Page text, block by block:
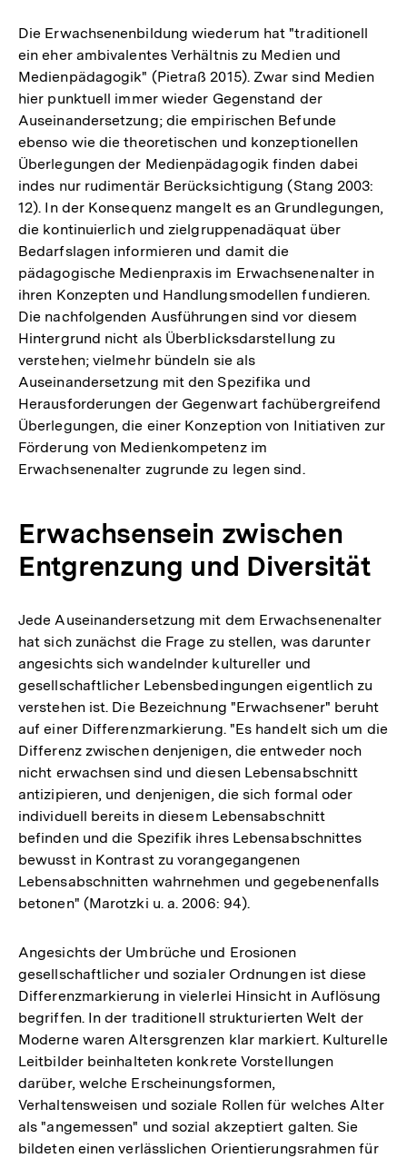
Die Erwachsenenbildung wiederum hat "traditionell
ein eher ambivalentes Verhältnis zu Medien und
Medienpädagogik" (Pietraß 2015). Zwar sind Medien
hier punktuell immer wieder Gegenstand der
Auseinandersetzung; die empirischen Befunde
ebenso wie die theoretischen und konzeptionellen
Überlegungen der Medienpädagogik finden dabei
indes nur rudimentär Berücksichtigung (Stang 2003:
12). In der Konsequenz mangelt es an Grundlegungen,
die kontinuierlich und zielgruppenadäquat über
Bedarfslagen informieren und damit die
pädagogische Medienpraxis im Erwachsenenalter in
ihren Konzepten und Handlungsmodellen fundieren.
Die nachfolgenden Ausführungen sind vor diesem
Hintergrund nicht als Überblicksdarstellung zu
verstehen; vielmehr bündeln sie als
Auseinandersetzung mit den Spezifika und
Herausforderungen der Gegenwart fachübergreifend
Überlegungen, die einer Konzeption von Initiativen zur
Förderung von Medienkompetenz im
Erwachsenenalter zugrunde zu legen sind.
Erwachsensein zwischen
Entgrenzung und Diversität
Jede Auseinandersetzung mit dem Erwachsenenalter
hat sich zunächst die Frage zu stellen, was darunter
angesichts sich wandelnder kultureller und
gesellschaftlicher Lebensbedingungen eigentlich zu
verstehen ist. Die Bezeichnung "Erwachsener" beruht
auf einer Differenzmarkierung. "Es handelt sich um die
Differenz zwischen denjenigen, die entweder noch
nicht erwachsen sind und diesen Lebensabschnitt
antizipieren, und denjenigen, die sich formal oder
individuell bereits in diesem Lebensabschnitt
befinden und die Spezifik ihres Lebensabschnittes
bewusst in Kontrast zu vorangegangenen
Lebensabschnitten wahrnehmen und gegebenenfalls
betonen" (Marotzki u. a. 2006: 94).
Angesichts der Umbrüche und Erosionen
gesellschaftlicher und sozialer Ordnungen ist diese
Differenzmarkierung in vielerlei Hinsicht in Auflösung
begriffen. In der traditionell strukturierten Welt der
Moderne waren Altersgrenzen klar markiert. Kulturelle
Leitbilder beinhalteten konkrete Vorstellungen
darüber, welche Erscheinungsformen,
Verhaltensweisen und soziale Rollen für welches Alter
als "angemessen" und sozial akzeptiert galten. Sie
bildeten einen verlässlichen Orientierungsrahmen für